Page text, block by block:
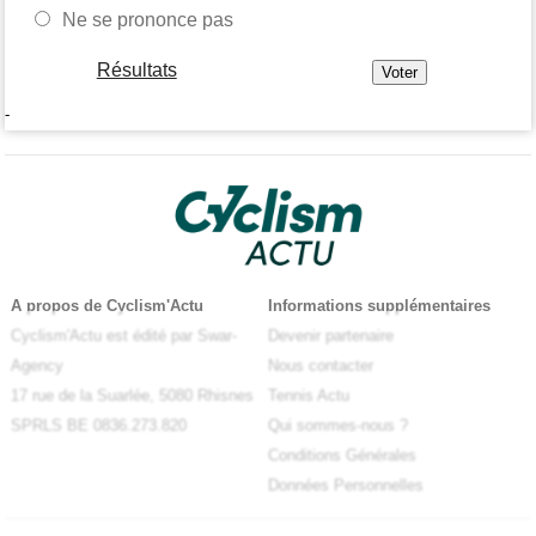
Ne se prononce pas
Résultats
-
A propos de Cyclism'Actu
Cyclism'Actu est édité par Swar-
Agency
17 rue de la Suarlée, 5080 Rhisnes
SPRLS BE 0836.273.820
Informations supplémentaires
Devenir partenaire
Nous contacter
Tennis Actu
Qui sommes-nous ?
Conditions Générales
Données Personnelles